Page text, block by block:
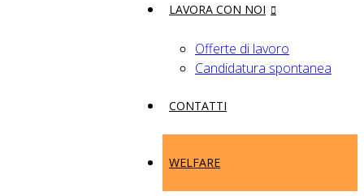
LAVORA CON NOI
Offerte di lavoro
Candidatura spontanea
CONTATTI
WELFARE